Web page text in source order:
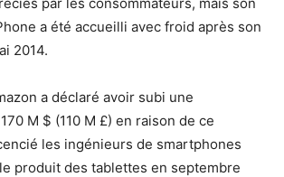
a été accueilli avec froid après son
2014.
a déclaré avoir subi une
M $ (110 M £) en raison de ce
les ingénieurs de smartphones
produit des tablettes en septembre